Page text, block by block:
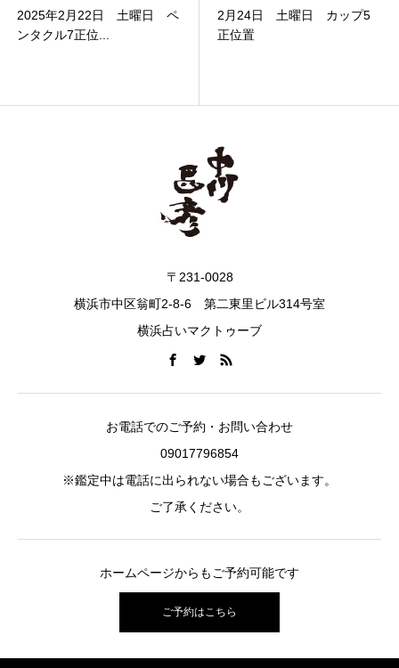
2月24日 土曜日 カップ5
正位置
6月24日 金曜日 ペンタク
ル4逆位置
〒231-0028
横浜市中区翁町2-8-6 第二東里ビル314号室
横浜占いマクトゥーブ
お電話でのご予約・お問い合わせ
09017796854
※鑑定中は電話に出られない場合もございます。
ご了承ください。
ホームページからもご予約可能です
ご予約はこちら